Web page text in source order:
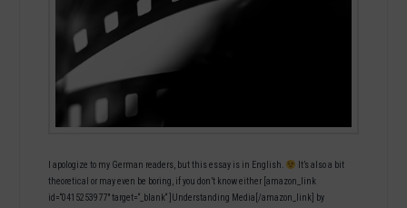
I apologize to my German readers, but this essay is in English.
It’s also a bit
theoretical or may even be boring, if you don’t know either [amazon_link
id=“0415253977″ target=“_blank“ ]Understanding Media[/amazon_link] by